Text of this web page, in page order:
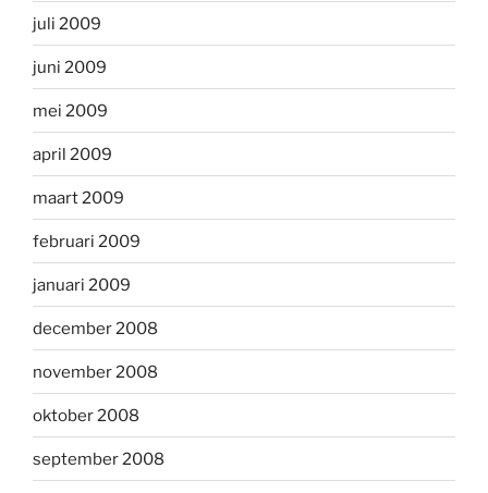
juli 2009
juni 2009
mei 2009
april 2009
maart 2009
februari 2009
januari 2009
december 2008
november 2008
oktober 2008
september 2008